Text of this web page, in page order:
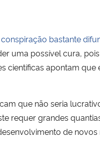
bastante
uma possível cura,
científicas apontam que
que não seria
requer grandes
de